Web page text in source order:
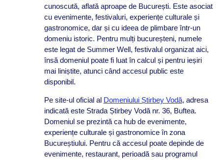
cunoscută, aflată aproape de București. Este asociat
cu evenimente, festivaluri, experiențe culturale și
gastronomice, dar și cu ideea de plimbare într-un
domeniu istoric. Pentru mulți bucureșteni, numele
este legat de Summer Well, festivalul organizat aici,
însă domeniul poate fi luat în calcul și pentru ieșiri
mai liniștite, atunci când accesul public este
disponibil.
Pe site-ul oficial al Domeniului Știrbey Vodă, adresa
indicată este Strada Știrbey Vodă nr. 36, Buftea.
Domeniul se prezintă ca hub de evenimente,
experiențe culturale și gastronomice în zona
Bucureștiului. Pentru că accesul poate depinde de
evenimente, restaurant, perioadă sau programul